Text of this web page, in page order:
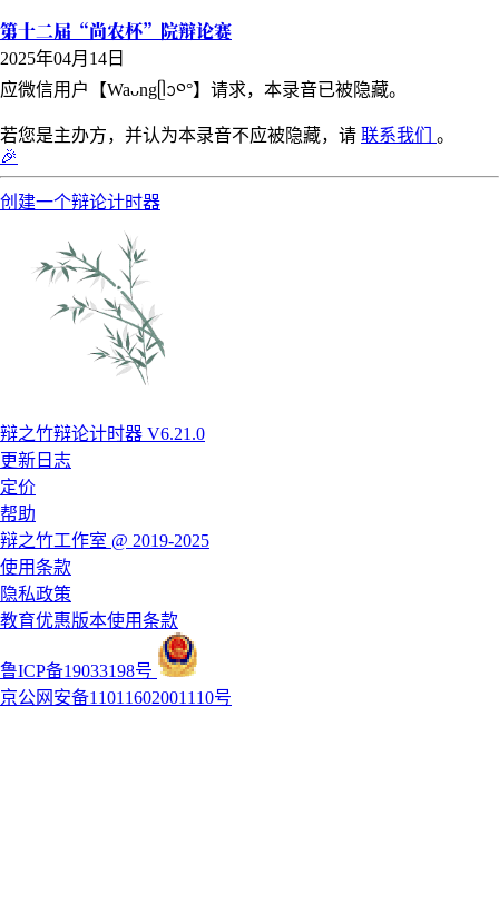
第十二届“尚农杯”院辩论赛
2025年04月14日
应微信用户【Waᴗngᥫᩣ༠°】请求，本录音已被隐藏。
若您是主办方，并认为本录音不应被隐藏，请 联系我们 。
🎉
创建一个辩论计时器
辩之竹辩论计时器 V6.21.0
更新日志
定价
帮助
辩之竹工作室 @ 2019-2025
使用条款
隐私政策
教育优惠版本使用条款
鲁ICP备19033198号
京公网安备11011602001110号